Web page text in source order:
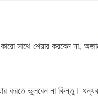
সাথে শেয়ার করবেন না,
করতে ভুলবেন না কিন্তু।